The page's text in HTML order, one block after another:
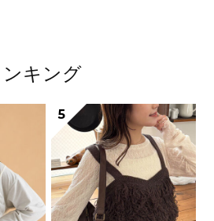
キング
5